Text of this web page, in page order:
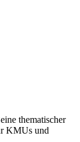
thematischer
KMUs und